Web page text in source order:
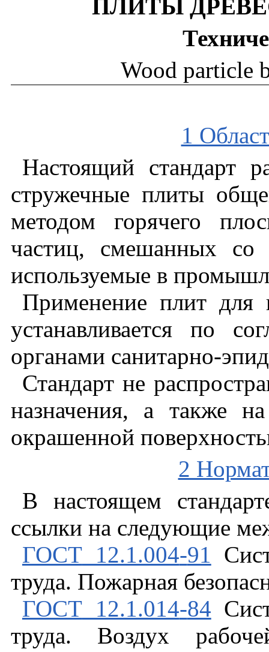
ПЛИТЫ
Wood particle
1
Настоящий
стандарт
стружечные плиты
методом
горячего
частиц, смешанных
со
используемые в
Применение плит для
устанавливается
по
органами санитарно-
Стандарт не
назначения, а также
на
окрашенной
2
В
настоящем
ссылки на следующие
ГОСТ12.1.004-91
труда. Пожарная
ГОСТ12.1.014-84
труда. Воздух